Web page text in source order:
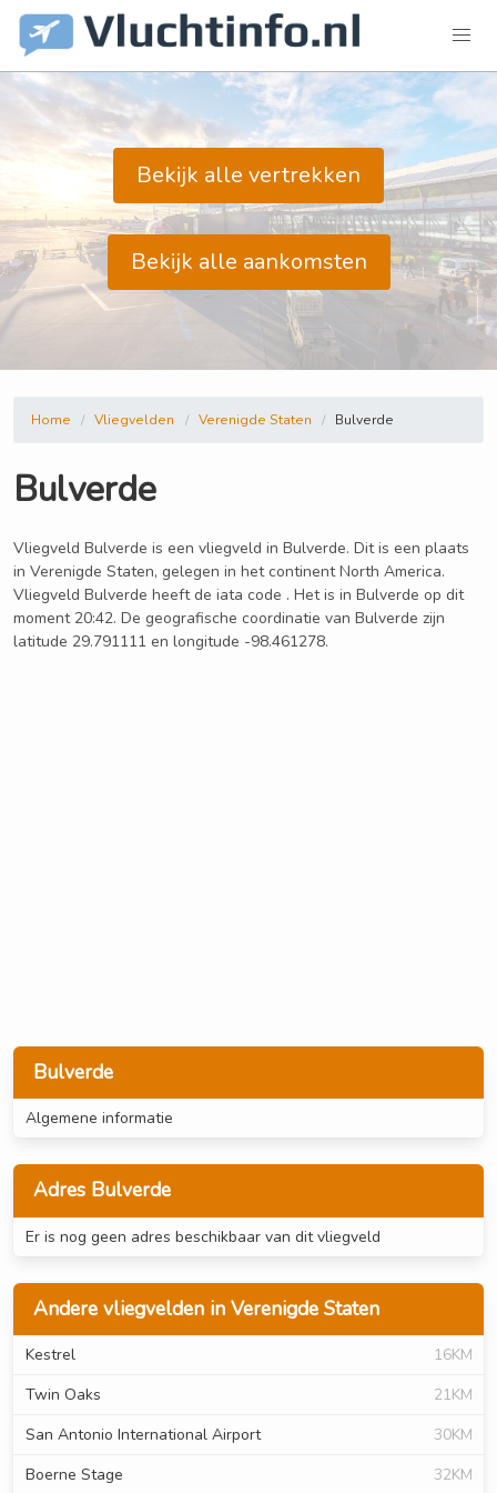
Bekijk alle vertrekken
Bekijk alle aankomsten
Bulverde
Algemene informatie
Adres Bulverde
Er is nog geen adres beschikbaar van dit vliegveld
Andere vliegvelden in Verenigde Staten
Kestrel
16KM
Twin Oaks
21KM
San Antonio International Airport
30KM
Boerne Stage
32KM
Home Vliegvelden Verenigde Staten Bulverde
Bulverde
Vliegveld Bulverde is een vliegveld in Bulverde. Dit is een plaats
in Verenigde Staten, gelegen in het continent North America.
Vliegveld Bulverde heeft de iata code . Het is in Bulverde op dit
moment 20:42. De geografische coordinatie van Bulverde zijn
latitude 29.791111 en longitude -98.461278.